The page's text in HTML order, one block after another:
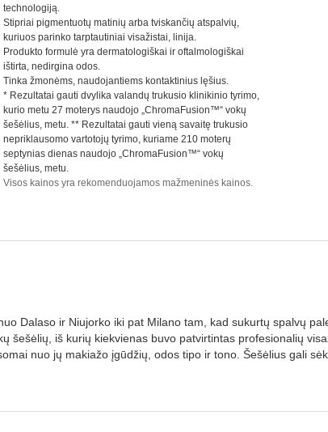
technologiją.
Stipriai pigmentuotų matinių arba tviskančių atspalvių,
kuriuos parinko tarptautiniai visažistai, linija.
Produkto formulė yra dermatologiškai ir oftalmologiškai
ištirta, nedirgina odos.
Tinka žmonėms, naudojantiems kontaktinius lęšius.
* Rezultatai gauti dvylika valandų trukusio klinikinio tyrimo,
kurio metu 27 moterys naudojo „ChromaFusion™“ vokų
šešėlius, metu. ** Rezultatai gauti vieną savaitę trukusio
nepriklausomo vartotojų tyrimo, kuriame 210 moterų
septynias dienas naudojo „ChromaFusion™“ vokų
šešėlius, metu.
Visos kainos yra rekomenduojamos mažmeninės kainos.
Dalaso ir Niujorko iki pat Milano tam, kad sukurtų spalvų
šešėlių, iš kurių kiekvienas buvo patvirtintas profesionalių
nuo jų makiažo įgūdžių, odos tipo ir tono. Šešėlius gali